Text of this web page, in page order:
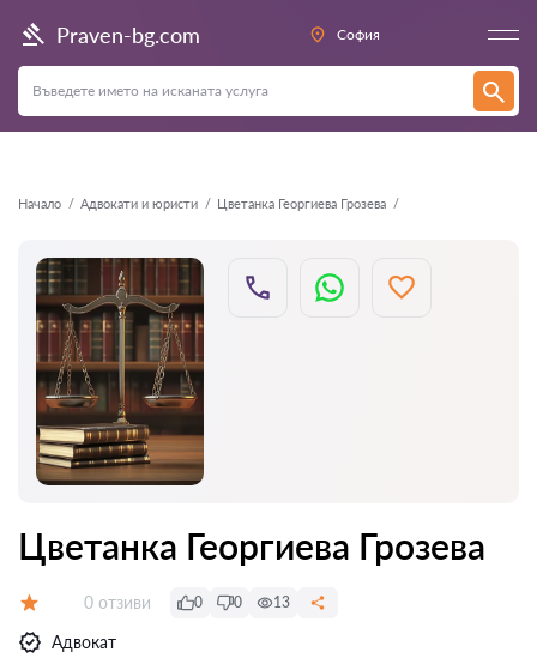
Praven-bg.com София
Начало Адвокати и юристи Цветанка Георгиева Грозева
Назад
Цветанка Георгиева Грозева
Отзиви:
0 отзиви 0 0 13
Адвокат